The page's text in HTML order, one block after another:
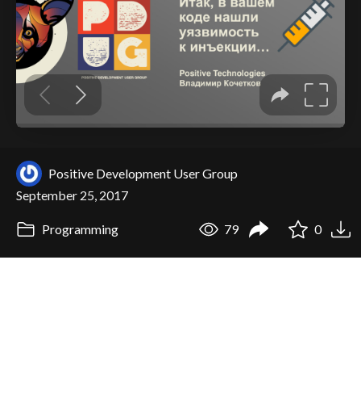
Positive Development User Group
September 25, 2017
Programming 79 0